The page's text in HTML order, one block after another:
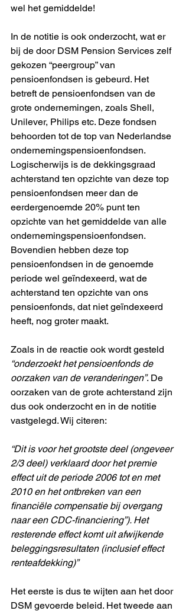
wel het gemiddelde!
In de notitie is ook onderzocht, wat er
bij de door DSM Pension Services zelf
gekozen “peergroup” van
pensioenfondsen is gebeurd. Het
betreft de pensioenfondsen van de
grote ondernemingen, zoals Shell,
Unilever, Philips etc. Deze fondsen
behoorden tot de top van Nederlandse
ondernemingspensioenfondsen.
Logischerwijs is de dekkingsgraad
achterstand ten opzichte van deze top
pensioenfondsen meer dan de
eerdergenoemde 20% punt ten
opzichte van het gemiddelde van alle
ondernemingspensioenfondsen.
Bovendien hebben deze top
pensioenfondsen in de genoemde
periode wel geïndexeerd, wat de
achterstand ten opzichte van ons
pensioenfonds, dat niet geïndexeerd
heeft, nog groter maakt.
Zoals in de reactie ook wordt gesteld
“onderzoekt het pensioenfonds de
oorzaken van de veranderingen”. De
oorzaken van de grote achterstand zijn
dus ook onderzocht en in de notitie
vastgelegd. Wij citeren:
“Dit is voor het grootste deel (ongeveer
2/3 deel) verklaard door het premie
effect uit de periode 2006 tot en met
2010 en het ontbreken van een
financiële compensatie bij overgang
naar een CDC-financiering”). Het
resterende effect komt uit afwijkende
beleggingsresultaten (inclusief effect
renteafdekking)”
Het eerste is dus te wijten aan het door
DSM gevoerde beleid. Het tweede aan